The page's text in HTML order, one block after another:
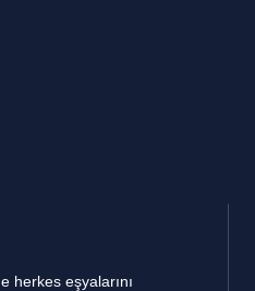
herkes eşyalarını